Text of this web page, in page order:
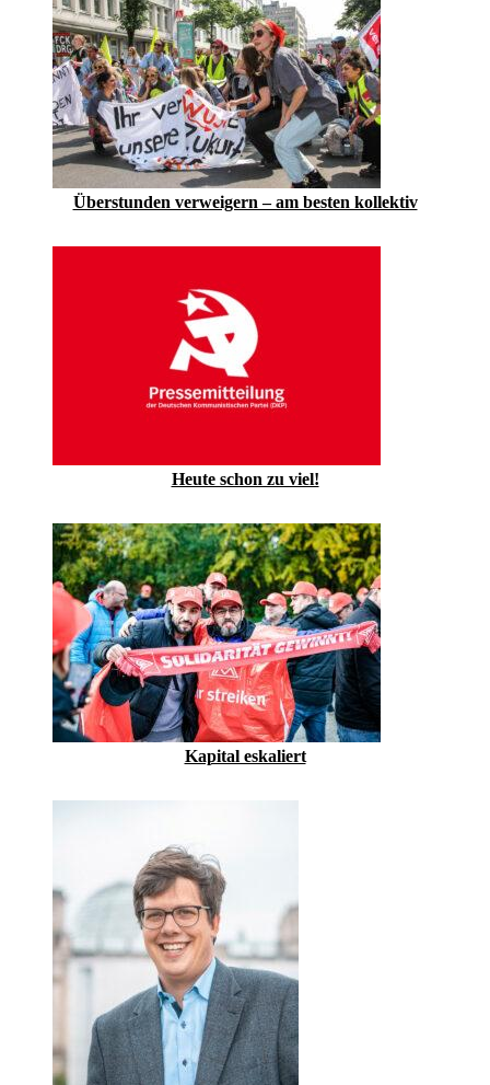
Überstunden verweigern – am besten kollektiv
Heute schon zu viel!
Kapital eskaliert